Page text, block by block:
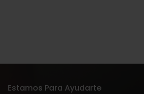
Estamos Para Ayudarte